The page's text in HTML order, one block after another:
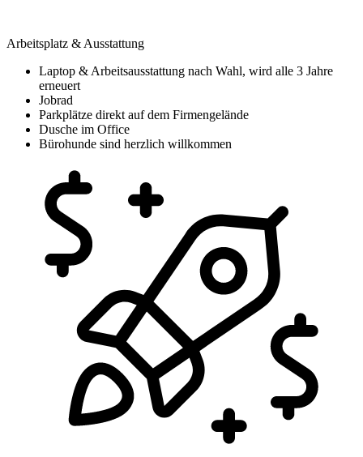
Arbeitsplatz & Ausstattung
Laptop & Arbeitsausstattung nach Wahl, wird alle 3 Jahre
erneuert
Jobrad
Parkplätze direkt auf dem Firmengelände
Dusche im Office
Bürohunde sind herzlich willkommen